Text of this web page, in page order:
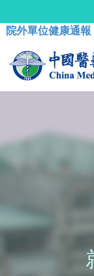
院外單位健康通報